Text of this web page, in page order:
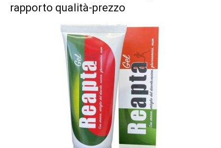
rapporto qualità-prezzo